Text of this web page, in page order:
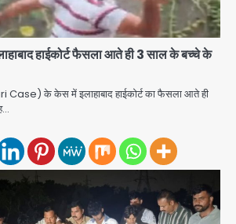
हाईकोर्ट फैसला आते ही 3 साल के बच्चे के
Case) के केस में इलाहाबाद हाईकोर्ट का फैसला आते ही